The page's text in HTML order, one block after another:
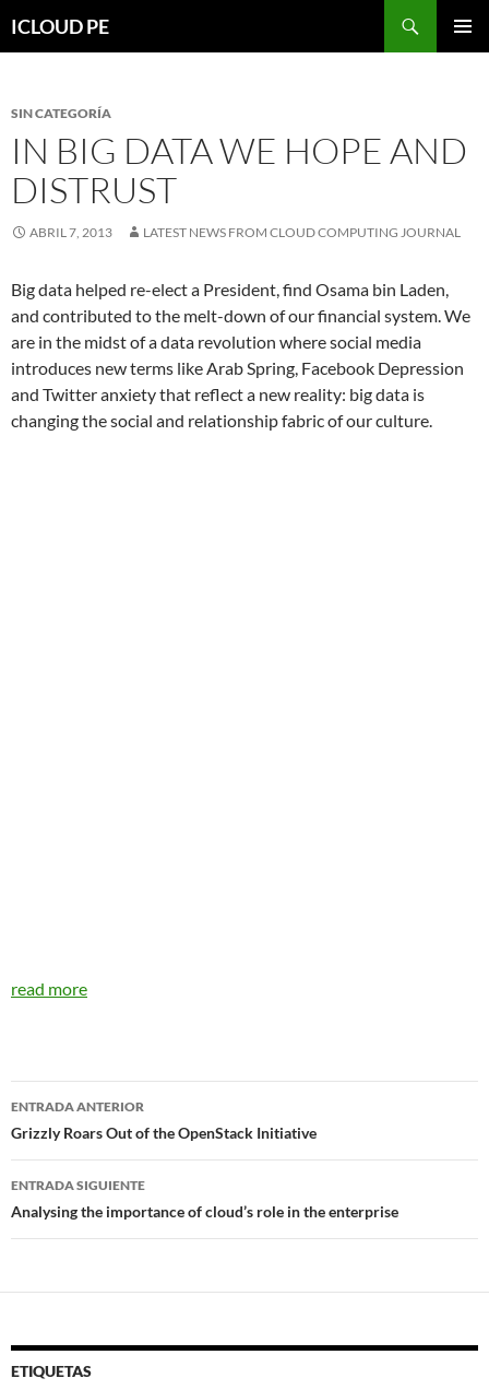
hacia
ICLOUD PE
SIN CATEGORÍA
IN BIG DATA WE HOPE AND
DISTRUST
ABRIL 7, 2013 LATEST NEWS FROM CLOUD COMPUTING JOURNAL
Big data helped re-elect a President, find Osama bin Laden,
and contributed to the melt-down of our financial system. We
are in the midst of a data revolution where social media
introduces new terms like Arab Spring, Facebook Depression
and Twitter anxiety that reflect a new reality: big data is
changing the social and relationship fabric of our culture.
read more
Navegador
de
entradas
ENTRADA ANTERIOR
Grizzly Roars Out of the OpenStack Initiative
ENTRADA SIGUIENTE
Analysing the importance of cloud’s role in the enterprise
ETIQUETAS